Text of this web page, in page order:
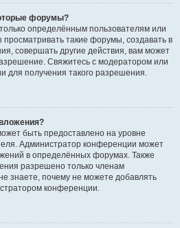
форумы?
определённым пользователям или
такие форумы, создавать в
совершать другие действия, вам может
Свяжитесь с модератором или
для получения такого разрешения.
быть предоставлено на уровне
Администратор конференции может
в определённых форумах. Также
разрешено только членам
знаете, почему не можете добавлять
конференции.